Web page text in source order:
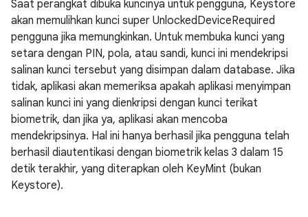
Saat perangkat dibuka kuncinya untuk pengguna, Keystore
akan memulihkan kunci super UnlockedDeviceRequired
pengguna jika memungkinkan. Untuk membuka kunci yang
setara dengan PIN, pola, atau sandi, kunci ini mendekripsi
salinan kunci tersebut yang disimpan dalam database. Jika
tidak, aplikasi akan memeriksa apakah aplikasi menyimpan
salinan kunci ini yang dienkripsi dengan kunci terikat
biometrik, dan jika ya, aplikasi akan mencoba
mendekripsinya. Hal ini hanya berhasil jika pengguna telah
berhasil diautentikasi dengan biometrik kelas 3 dalam 15
detik terakhir, yang diterapkan oleh KeyMint (bukan
Keystore).